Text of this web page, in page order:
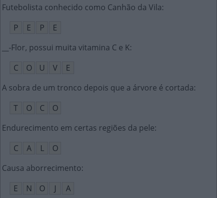
Futebolista conhecido como Canhão da Vila:
P
E P
E
__-Flor, possui muita vitamina C e K:
C
O U V
E
A sobra de um tronco depois que a árvore é cortada:
T
O C
O
Endurecimento em certas regiões da pele:
C
A L
O
Causa aborrecimento:
E
N O J
A